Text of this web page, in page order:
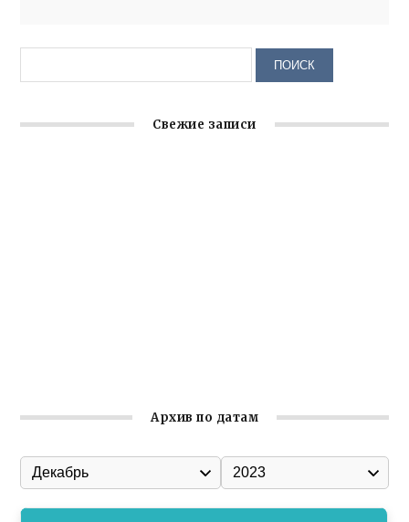
Свежие записи
Архив по датам